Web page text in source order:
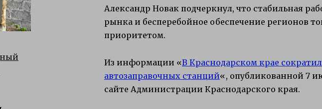
Александр Новак подчеркнул, что стабильная
рынка и бесперебойное обеспечение регионов
приоритетом.
Из информации «В Краснодарском крае
автозаправочных станций«, опубликованной 7
сайте Администрации Краснодарского края.